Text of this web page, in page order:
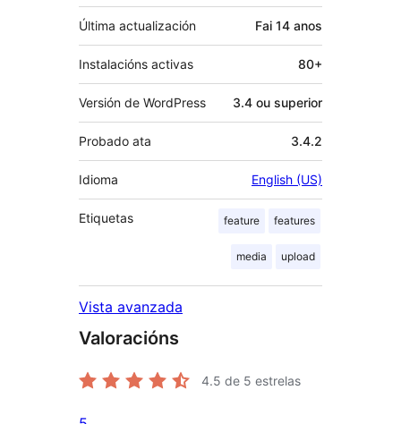
Última actualización Fai 14 anos
Instalacións activas 80+
Versión de WordPress 3.4 ou superior
Probado ata 3.4.2
Idioma English (US)
Etiquetas feature features
media upload
Vista avanzada
Valoracións
4.5 de 5 estrelas